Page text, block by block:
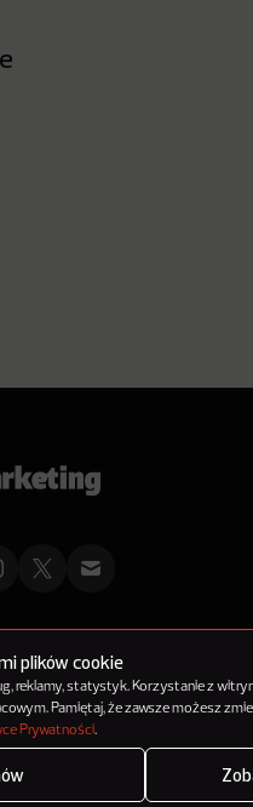
plików cookie
reklamy, statystyk. Korzystanie z
Pamiętaj, że zawsze możesz
Prywatności.
PrywatnościKanał RSS
marką 143Media Sp. z o.o.